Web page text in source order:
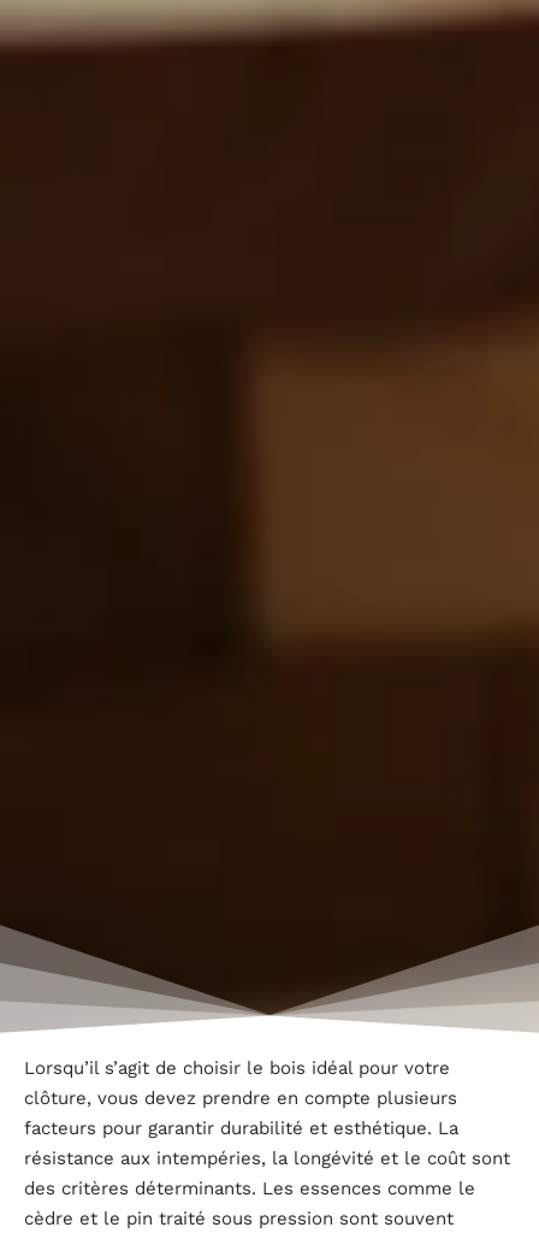
Lorsqu’il s’agit de choisir le bois idéal pour votre
clôture, vous devez prendre en compte plusieurs
facteurs pour garantir durabilité et esthétique. La
résistance aux intempéries, la longévité et le coût sont
des critères déterminants. Les essences comme le
cèdre et le pin traité sous pression sont souvent